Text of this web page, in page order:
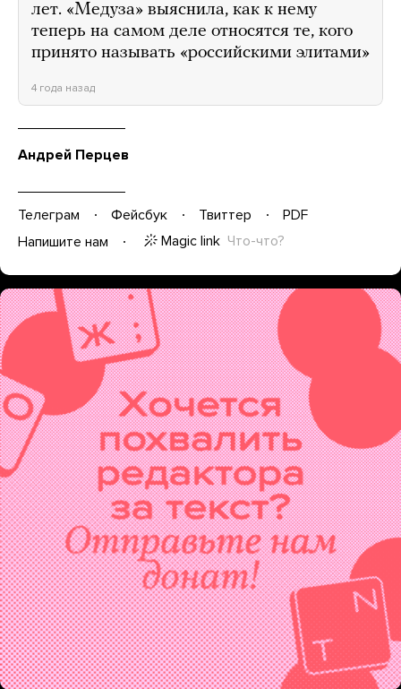
лет. «Медуза» выяснила, как к нему
теперь на самом деле относятся те, кого
принято называть «российскими элитами»
4 года назад
Андрей Перцев
Телеграм Фейсбук Твиттер
PDF
Напишите нам
Magic link Что-что?